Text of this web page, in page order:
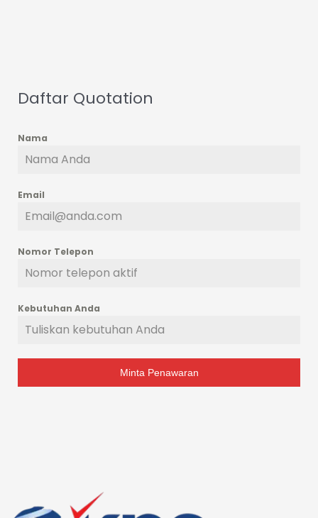
Daftar Quotation
Nama
Email
Nomor Telepon
Kebutuhan Anda
Minta Penawaran